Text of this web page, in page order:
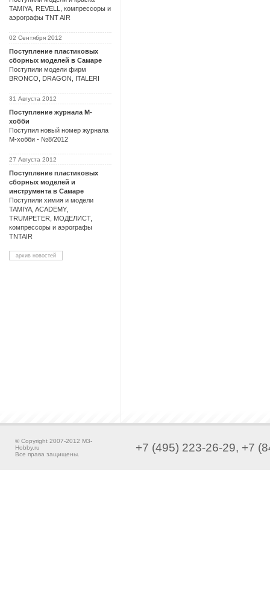
TAMIYA, REVELL, компрессоры и
аэрографы TNT AIR
02 Сентября 2012
Поступление пластиковых
сборных моделей в Самаре
Поступили модели фирм
BRONCO, DRAGON, ITALERI
31 Августа 2012
Поступление журнала М-
хобби
Поступил новый номер журнала
М-хобби - №8/2012
27 Августа 2012
Поступление пластиковых
сборных моделей и
инструмента в Самаре
Поступили химия и модели
TAMIYA, ACADEMY,
TRUMPETER, МОДЕЛИСТ,
компрессоры и аэрографы
TNTAIR
архив новостей
© Copyright 2007-2012 M3-
Hobby.ru
Все права защищены.
+7 (495) 223-26-29, +7